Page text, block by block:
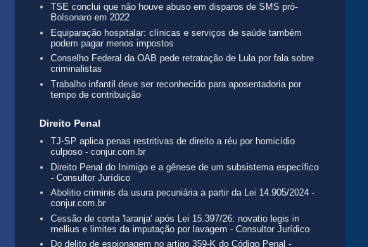
TSE conclui que não houve abuso em disparos de SMS pró-
Bolsonaro em 2022
Equiparação hospitalar: clínicas e serviços de saúde também
podem pagar menos impostos
Conselho Federal da OAB pede retratação de Lula por fala sobre
criminalistas
Trabalho infantil deve ser reconhecido para aposentadoria por
tempo de contribuição
Direito Penal
TJ-SP aplica penas restritivas de direito a réu por homicídio
culposo - conjur.com.br
Direito Penal do Inimigo e a gênese de um subsistema específico
- Consultor Jurídico
Abolitio criminis da usura pecuniária a partir da Lei 14.905/2024 -
conjur.com.br
Cessão de conta 'laranja' após Lei 15.397/26: novatio legis in
mellius e limites da imputação por lavagem - Consultor Jurídico
Do delito de espionagem no artigo 359-K do Código Penal -